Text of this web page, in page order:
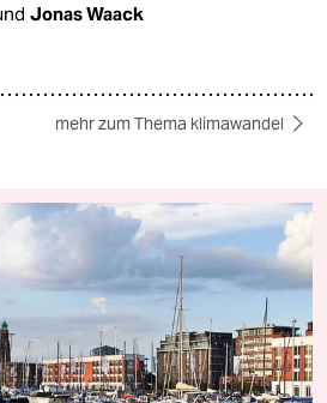
Jonas Waack
mehr zum Thema klimawandel